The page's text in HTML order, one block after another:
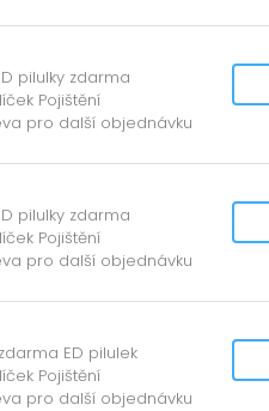
pilulky zdarma
Pojištění
pro další objednávku
pilulky zdarma
Pojištění
pro další objednávku
ED pilulek
Pojištění
pro další objednávku